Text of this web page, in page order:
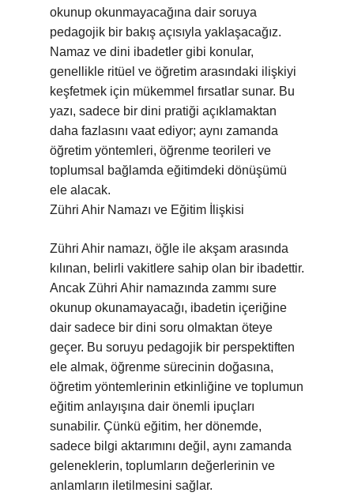
okunup okunmayacağına dair soruya
pedagojik bir bakış açısıyla yaklaşacağız.
Namaz ve dini ibadetler gibi konular,
genellikle ritüel ve öğretim arasındaki ilişkiyi
keşfetmek için mükemmel fırsatlar sunar. Bu
yazı, sadece bir dini pratiği açıklamaktan
daha fazlasını vaat ediyor; aynı zamanda
öğretim yöntemleri, öğrenme teorileri ve
toplumsal bağlamda eğitimdeki dönüşümü
ele alacak.
Zühri Ahir Namazı ve Eğitim İlişkisi
Zühri Ahir namazı, öğle ile akşam arasında
kılınan, belirli vakitlere sahip olan bir ibadettir.
Ancak Zühri Ahir namazında zammı sure
okunup okunamayacağı, ibadetin içeriğine
dair sadece bir dini soru olmaktan öteye
geçer. Bu soruyu pedagojik bir perspektiften
ele almak, öğrenme sürecinin doğasına,
öğretim yöntemlerinin etkinliğine ve toplumun
eğitim anlayışına dair önemli ipuçları
sunabilir. Çünkü eğitim, her dönemde,
sadece bilgi aktarımını değil, aynı zamanda
geleneklerin, toplumların değerlerinin ve
anlamların iletilmesini sağlar.